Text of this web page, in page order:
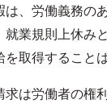
は、労働義務の
業規則上休み
取得すること
求は労働者の権